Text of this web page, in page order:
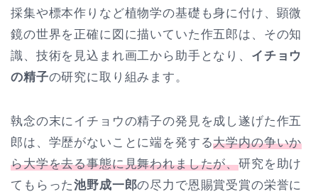
採集や標本作りなど植物学の基礎も身に付け、顕微
鏡の世界を正確に図に描いていた作五郎は、その知
識、技術を見込まれ画工から助手となり、 イチョウ
の精子の研究に取り組みます。
執念の末にイチョウの精子の発見を成し遂げた作五
郎は、学歴がないことに端を発する大学内の争いか
ら大学を去る事態に見舞われましたが、研究を助け
てもらった池野成一郎の尽力で恩賜賞受賞の栄誉に